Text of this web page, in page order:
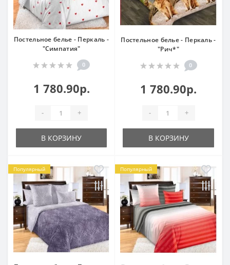
Постельное белье - Перкаль -
"Симпатия"
0
1 780.90р.
- +
В КОРЗИНУ
Постельное белье - Перкаль -
"Рич*"
0
1 780.90р.
- +
В КОРЗИНУ
Популярный Популярный